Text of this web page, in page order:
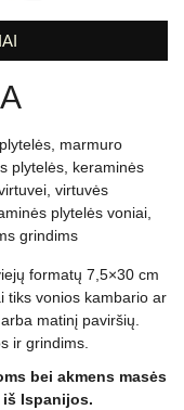
, marmuro
plytelės, keraminės
, virtuvės
plytelės voniai,
grindims
formatų 7,5×30 cm
tiks vonios kambario ar
matinį paviršių.
ir grindims.
bei akmens masės
Ispanijos.